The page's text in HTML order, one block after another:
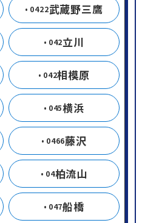
0422武蔵野三鷹
042立川
042相模原
045横浜
0466藤沢
04柏流山
047船橋